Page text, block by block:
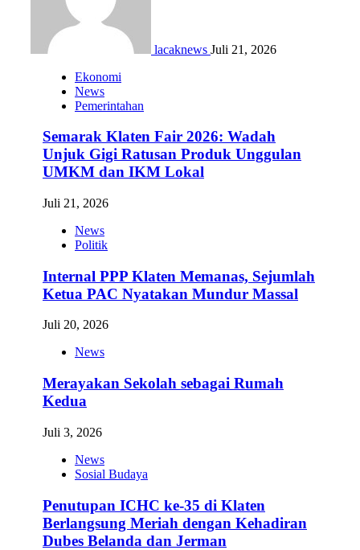
lacaknews Juli 21, 2026
Ekonomi
News
Pemerintahan
Semarak Klaten Fair 2026: Wadah
Unjuk Gigi Ratusan Produk Unggulan
UMKM dan IKM Lokal
Juli 21, 2026
News
Politik
Internal PPP Klaten Memanas, Sejumlah
Ketua PAC Nyatakan Mundur Massal
Juli 20, 2026
News
Merayakan Sekolah sebagai Rumah
Kedua
Juli 3, 2026
News
Sosial Budaya
Penutupan ICHC ke-35 di Klaten
Berlangsung Meriah dengan Kehadiran
Dubes Belanda dan Jerman